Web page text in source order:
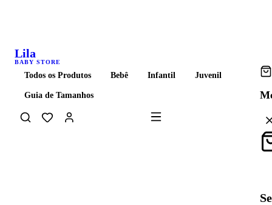
Lila
BABY STORE
Todos os Produtos Bebê Infantil Juvenil
Guia de Tamanhos